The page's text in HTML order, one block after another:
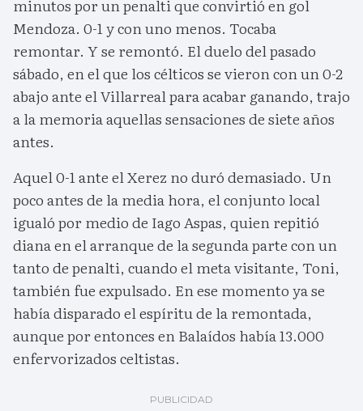
minutos por un penalti que convirtió en gol
Mendoza. 0-1 y con uno menos. Tocaba
remontar. Y se remontó. El duelo del pasado
sábado, en el que los célticos se vieron con un 0-2
abajo ante el Villarreal para acabar ganando, trajo
a la memoria aquellas sensaciones de siete años
antes.
Aquel 0-1 ante el Xerez no duró demasiado. Un
poco antes de la media hora, el conjunto local
igualó por medio de Iago Aspas, quien repitió
diana en el arranque de la segunda parte con un
tanto de penalti, cuando el meta visitante, Toni,
también fue expulsado. En ese momento ya se
había disparado el espíritu de la remontada,
aunque por entonces en Balaídos había 13.000
enfervorizados celtistas.